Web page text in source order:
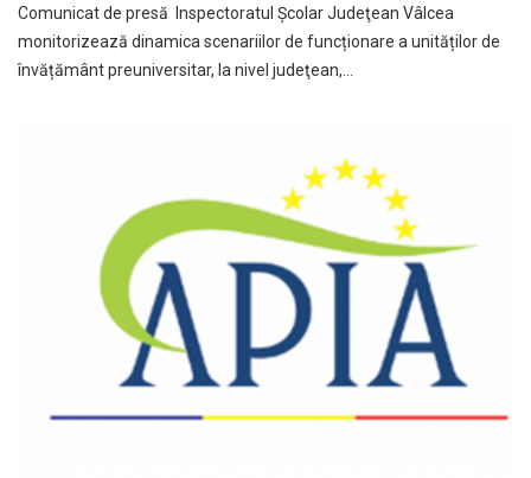
Comunicat de presă Inspectoratul Şcolar Judeţean Vâlcea
monitorizează dinamica scenariilor de funcționare a unităților de
învățământ preuniversitar, la nivel judeţean,…